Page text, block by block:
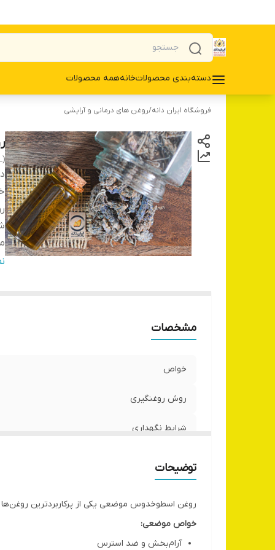
دسته‌بندی محصولاتخانههمه محصولات
فروشگاه ایران دانه/روغن های درمانی و آرایشی
مشخصات
خواص
روش روغنگیری
شرایط نگهداری
توضیحات
روغن اسطوخدوس موضعی یکی از پرکاربردترین
خواص موضعی:
آرام‌بخش و ضد استرس